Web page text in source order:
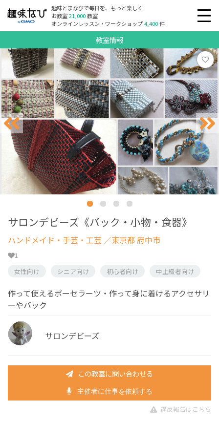
趣味とまなびで毎日を、もっと楽しく
お教室21,000教室
オンラインレッスン・ワークショップ4,400件
教室情報
サロンデビーズ《バック・小物・食器》
ハンドメイド・手芸・工芸 ／東京都 府中市
1
女性向け
シニア向け 初心者向け 中上級者向け
作って使えるポーセラーツ・作って身に着けるアクセサリ
ーやバック
サロンデビーズ
この教室に問い合わせる
主催者に仕事を依頼する
違反報告はこちら